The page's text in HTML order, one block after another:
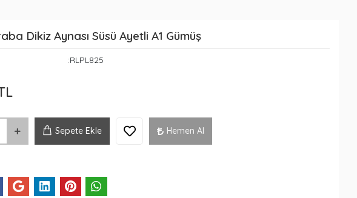
Dikiz Aynası Süsü Ayetli A1 Gümüş
:RLPL825
Sepete Ekle Hemen Al